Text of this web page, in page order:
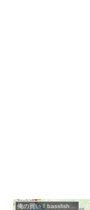
俺の買い！bassfishing